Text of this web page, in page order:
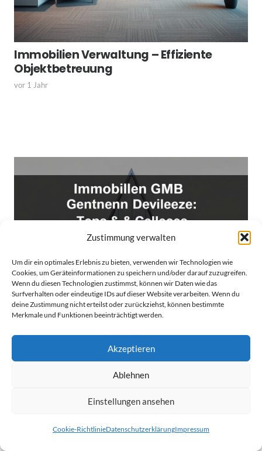
Zustimmung verwalten
Um dir ein optimales Erlebnis zu bieten, verwenden wir Technologien wie
Cookies, um Geräteinformationen zu speichern und/oder darauf zuzugreifen.
Wenn du diesen Technologien zustimmst, können wir Daten wie das
Surfverhalten oder eindeutige IDs auf dieser Website verarbeiten. Wenn du
deine Zustimmung nicht erteilst oder zurückziehst, können bestimmte
Merkmale und Funktionen beeinträchtigt werden.
Akzeptieren
Ablehnen
Einstellungen ansehen
Cookie-RichtlinieDatenschutzerklärungImpressum
Immobilien Verwaltung – Effiziente
Objektbetreuung
vor 1 Jahr
Immobilien GmbH Gründung: Tipps &